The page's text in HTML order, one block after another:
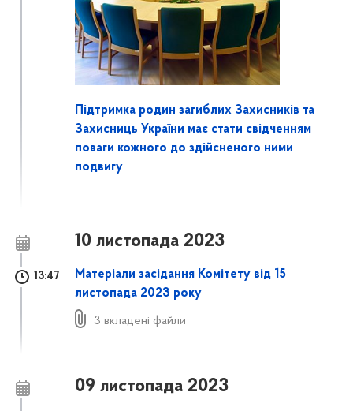
Підтримка родин загиблих Захисників та
Захисниць України має стати свідченням
поваги кожного до здійсненого ними
подвигу
10 листопада 2023
13:47
Матеріали засідання Комітету від 15
листопада 2023 року
3 вкладені файли
09 листопада 2023